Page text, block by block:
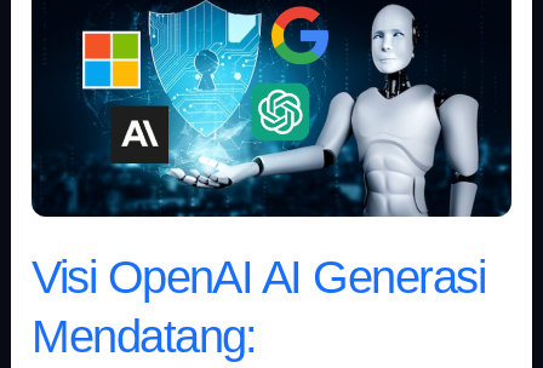
Visi OpenAI AI Generasi
Mendatang:
Generasi
Mendatang:
Perkembangan
AI